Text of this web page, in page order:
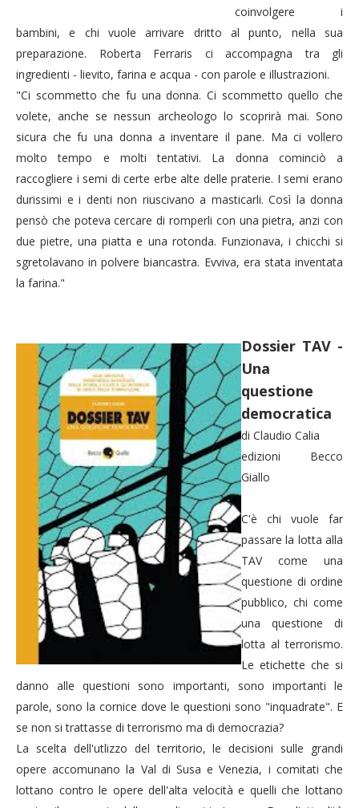
coinvolgere i
bambini, e chi vuole arrivare dritto al punto, nella sua
preparazione. Roberta Ferraris ci accompagna tra gli
ingredienti - lievito, farina e acqua - con parole e illustrazioni.
"Ci scommetto che fu una donna. Ci scommetto quello che
volete, anche se nessun archeologo lo scoprirà mai. Sono
sicura che fu una donna a inventare il pane. Ma ci vollero
molto tempo e molti tentativi. La donna cominciò a
raccogliere i semi di certe erbe alte delle praterie. I semi erano
durissimi e i denti non riuscivano a masticarli. Così la donna
pensò che poteva cercare di romperli con una pietra, anzi con
due pietre, una piatta e una rotonda. Funzionava, i chicchi si
sgretolavano in polvere biancastra. Evviva, era stata inventata
la farina."
Dossier TAV -
Una
questione
democratica
di Claudio Calia
edizioni Becco
Giallo
C'è chi vuole far
passare la lotta alla
TAV come una
questione di ordine
pubblico, chi come
una questione di
lotta al terrorismo.
Le etichette che si
danno alle questioni sono importanti, sono importanti le
parole, sono la cornice dove le questioni sono "inquadrate". E
se non si trattasse di terrorismo ma di democrazia?
La scelta dell'utlizzo del territorio, le decisioni sulle grandi
opere accomunano la Val di Susa e Venezia, i comitati che
lottano contro le opere dell'alta velocità e quelli che lottano